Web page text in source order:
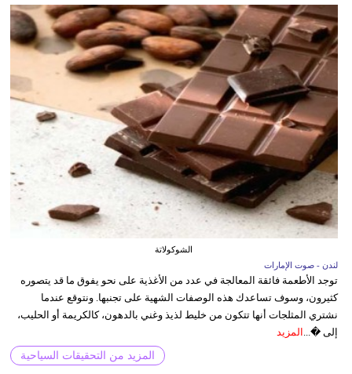
الشوكولاتة
لندن - صوت الإمارات
توجد الأطعمة فائقة المعالجة في عدد من الأغذية على نحو يفوق ما قد يتصوره
كثيرون، وسوف تساعدك هذه الوصفات الشهية على تجنبها. ونتوقع عندما
نشتري المثلجات أنها تتكون من خليط لذيذ وغني بالدهون، كالكريمة أو الحليب،
إلى �... المزيد
المزيد من التحقيقات السياحية